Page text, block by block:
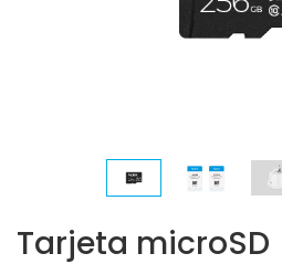
Tarjeta microSD